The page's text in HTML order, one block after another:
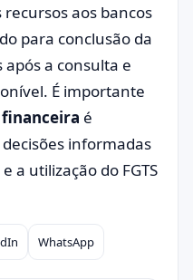
aos bancos
para conclusão da
após a consulta e
É importante
é
informadas
a utilização do FGTS
WhatsApp